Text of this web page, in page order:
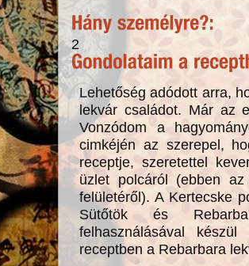
2
Lehetőség adódott arra,
lekvár családot. Már az
Vonzódom a
cimkéjén az szerepel,
receptje, szeretettel
üzlet polcáról (ebben
felületéről). A Kertecske
Sütőtök és
felhasználásával
receptben a Rebarbara